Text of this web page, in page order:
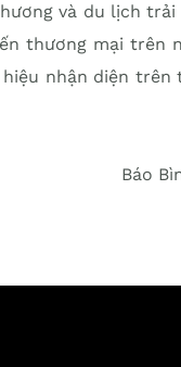
và du lịch
thương mại trên
nhận diện
Báo